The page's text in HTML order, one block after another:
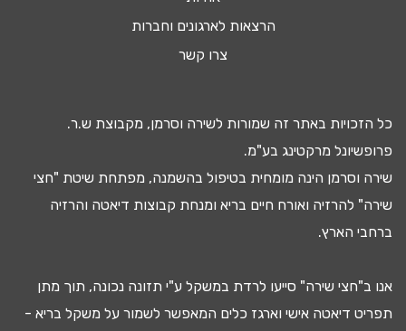
הרצאות לארגונים וחברות
צרו קשר
כל הזכויות באתר זה שמורות לשירה וסרמן, מקבוצת ש.ר.
פרופשיונל מרקטינג בע"מ.
שירה וסרמן הינה מומחית בטיפול בהשמנה, מפתחת שיטת "חצי
שירה" להרזיה ואורח חיים בריא ומנחת קבוצות דיאטה והרזיה
ברחבי הארץ.
אנו ב"חצי שירה" סייעו לרדת במשקל ע"י תזונה נכונה, תוך מתן
תפריט דיאטה אישי וארגז כלים המאפשר לשמור על משקל בריא -